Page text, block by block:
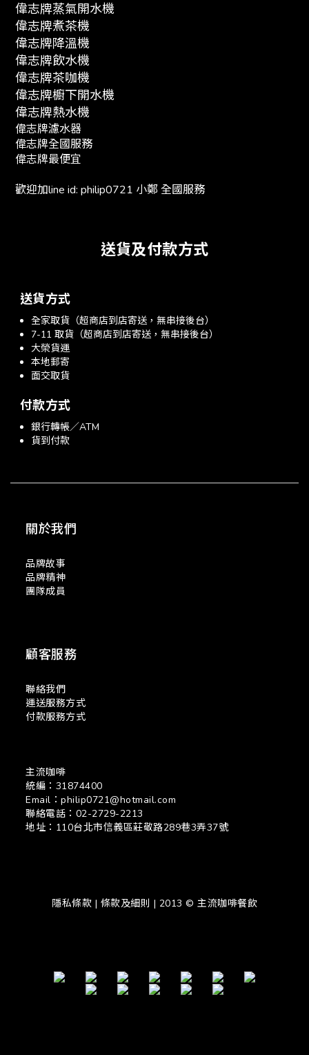
偉志牌蒸氣開水機
偉志牌煮茶機
偉志牌降溫機
偉志牌飲水機
偉志牌茶咖機
偉志牌櫥下開水機
偉志牌熱水機
偉志牌濾水器
偉志牌全國服務
偉志牌最便宜
歡迎加line id: philip0721 小鄭 全國服務
送貨及付款方式
送貨方式
全家取貨（超商店到店寄送，無串接後台）
7-11 取貨（超商店到店寄送，無串接後台）
大榮貨運
本地郵寄
面交取貨
付款方式
銀行轉帳／ATM
貨到付款
關於我們
品牌故事
品牌精神
團隊成員
顧客服務
聯絡我們
運送服務方式
付款服務方式
主流咖啡
統編：31874400
Email：philip0721@hotmail.com
聯絡電話：02-2729-2213
地址：110台北市信義區莊敬路289巷3弄37號
隱私條款 | 條款及細則 | 2013 © 主流咖啡餐飲